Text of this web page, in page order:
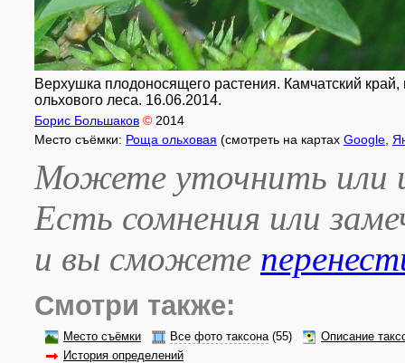
Верхушка плодоносящего растения. Камчатский
ольхового леса. 16.06.2014.
Борис Большаков © 2014
Место съёмки: Роща ольховая (смотреть на картах Google
Можете уточнить или
Есть сомнения или
и вы сможете
Смотри также:
Место съёмки Все фото таксона(55)
Описание
История определений